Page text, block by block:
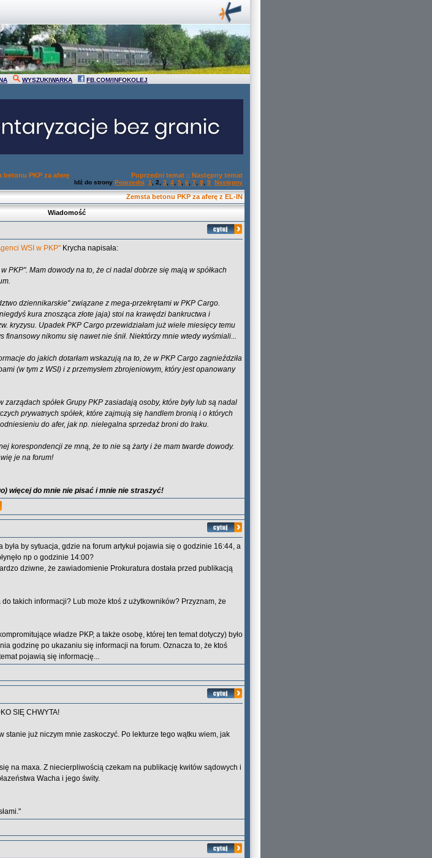
WYSZUKIWARKA FB.COM/INFOKOLEJ
betonu PKP za aferę
Poprzedni temat :: Następny temat
Idź do strony Poprzedni 1 2 3 4 5 6 7 8 9 Następny
Zemsta betonu PKP za aferę z EL-IN
Wiadomość
WSI w PKP" Krycha napisała:
PKP". Mam dowody na to, że ci nadal dobrze się mają w spółkach
dziennikarskie" związane z mega-przekrętami w PKP Cargo.
kura znosząca złote jaja) stoi na krawędzi bankructwa i
kryzysu. Upadek PKP Cargo przewidziałam już wiele miesięcy temu
finansowy nikomu się nawet nie śnił. Niektórzy mnie wtedy wyśmiali...
do jakich dotarłam wskazują na to, że w PKP Cargo zagnieździła
(w tym z WSI) i z przemysłem zbrojeniowym, który jest opanowany
zarządach spółek Grupy PKP zasiadają osoby, które były lub są nadal
prywatnych spółek, które zajmują się handlem bronią i o których
do afer, jak np. nielegalna sprzedaż broni do Iraku.
korespondencji ze mną, że to nie są żarty i że mam twarde dowody.
je na forum!
więcej do mnie nie pisać i mnie nie straszyć!
by sytuacja, gdzie na forum artykuł pojawia się o godzinie 16:44, a
np o godzinie 14:00?
dziwne, że zawiadomienie Prokuratura dostała przed publikacją
takich informacji? Lub może ktoś z użytkowników? Przyznam, że
władze PKP, a także osobę, której ten temat dotyczy) było
godzinę po ukazaniu się informacji na forum. Oznacza to, że ktoś
pojawią się informację...
SIĘ CHWYTA!
stanie już niczym mnie zaskoczyć. Po lekturze tego wątku wiem, jak
na maxa. Z niecierpliwością czekam na publikację kwitów sądowych i
Wacha i jego świty.